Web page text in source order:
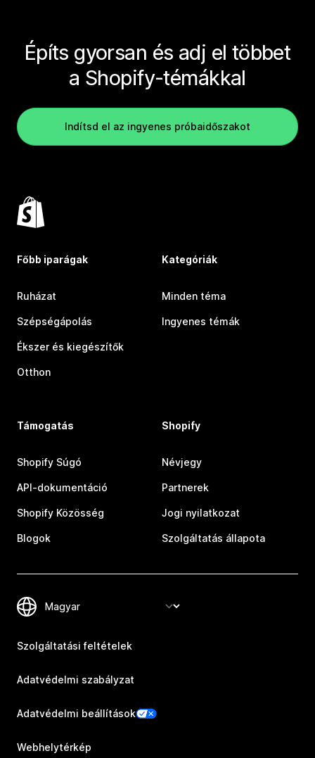
Építs gyorsan és adj el többet
a Shopify-témákkal
Indítsd el az ingyenes próbaidőszakot
Főbb iparágak
Ruházat
Szépségápolás
Ékszer és kiegészítők
Otthon
Kategóriák
Minden téma
Ingyenes témák
Támogatás
Shopify Súgó
API-dokumentáció
Shopify Közösség
Blogok
Shopify
Névjegy
Partnerek
Jogi nyilatkozat
Szolgáltatás állapota
Szolgáltatási feltételek
Adatvédelmi szabályzat
Adatvédelmi beállítások
Webhelytérkép